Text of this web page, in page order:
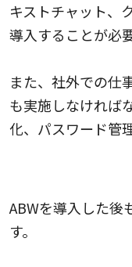
キストチャット、
導入することが必
また、社外での仕
も実施しなければ
化、パスワード管
ABWを導入した後
す。